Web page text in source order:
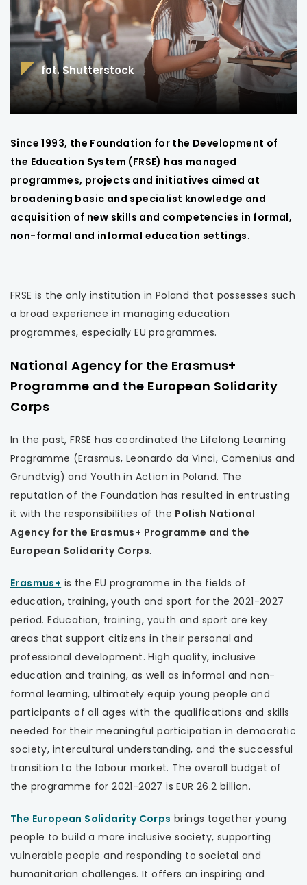
uwaga, link otwiera się w nowej karcie
uwaga, link otwiera się w nowej karcie
uwaga, link otwiera się w nowej karcie
uwaga, link otwiera się w nowej karcie
uwaga, link otwiera się w nowej karcie
uwaga, link otwiera się w nowej karcie
uwaga, link otwiera się w nowej karcie
uwaga, link otwiera się w nowej karcie
uwaga, link otwiera się w nowej karcie
uwaga, link otwiera się w nowej karcie
uwaga, link otwiera się w nowej karcie
uwaga, link otwiera się w nowej karcie
uwaga, link otwiera się w nowej karcie
uwaga, link otwiera się w nowej karcie
uwaga, link otwiera się w nowej karcie
uwaga, link otwiera się w nowej karcie
uwaga, link otwiera się w nowej karcie
uwaga, link otwiera się w nowej karcie
fot. Shutterstock
Since 1993, the Foundation for the Development of
the Education System (FRSE) has managed
programmes, projects and initiatives aimed at
broadening basic and specialist knowledge and
acquisition of new skills and competencies in formal,
non-formal and informal education settings.
FRSE is the only institution in Poland that possesses such
a broad experience in managing education
programmes, especially EU programmes.
National Agency for the Erasmus+
Programme and the European Solidarity
Corps
In the past, FRSE has coordinated the Lifelong Learning
Programme (Erasmus, Leonardo da Vinci, Comenius and
Grundtvig) and Youth in Action in Poland. The
reputation of the Foundation has resulted in entrusting
it with the responsibilities of the Polish National
Agency for the Erasmus+ Programme and the
European Solidarity Corps.
Erasmus+ uwaga,
link
otwiera
się
w
nowej
karcie
is the EU programme in the fields of
education, training, youth and sport for the 2021-2027
period. Education, training, youth and sport are key
areas that support citizens in their personal and
professional development. High quality, inclusive
education and training, as well as informal and non-
formal learning, ultimately equip young people and
participants of all ages with the qualifications and skills
needed for their meaningful participation in democratic
society, intercultural understanding, and the successful
transition to the labour market. The overall budget of
the programme for 2021-2027 is EUR 26.2 billion.
The European Solidarity Corps brings together young
people to build a more inclusive society, supporting
vulnerable people and responding to societal and
humanitarian challenges. It offers an inspiring and